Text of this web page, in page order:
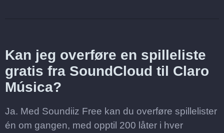
Kan jeg overføre en spilleliste
gratis fra SoundCloud til Claro
Música?
Ja. Med Soundiiz Free kan du overføre spillelister
én om gangen, med opptil 200 låter i hver